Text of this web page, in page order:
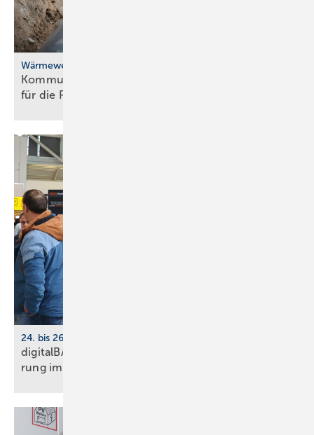
Wärmewende
Kommunale Wärme­pla­nung: BBSR-Studie Weck­ruf
für die Poli­tik
24. bis 26. März 2026, Köln
digitalBAU 2026: BVBS-Programm zur Digi­ta­li­sie­
rung im